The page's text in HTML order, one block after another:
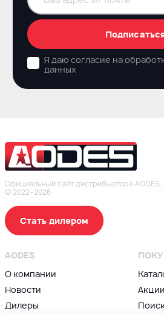
Я даю согласие на
данных
Официальный сайт дистрибьютора
© 2022–2026
AODES
О компании
Новости
Дилеры
Акции
Стать дилером